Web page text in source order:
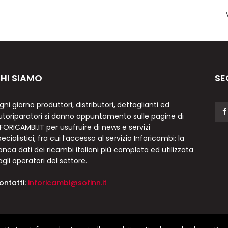
SIAMO
giorno produttori, distributori, dettaglianti ed
si danno appuntamento sulle pagine di
per usufruire di news e servizi
fra cui l’accesso al servizio Inforicambi: la
dati dei ricambi italiani più completa ed utilizzata
operatori del settore.
inforicambi@sofinn.it